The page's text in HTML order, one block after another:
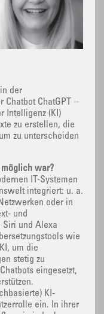
der
Chatbot ChatGPT –
Intelligenz (KI)
zu erstellen, die
zu unterscheiden
möglich war?
IT-Systemen
integriert: u. a.
oder in
und
Siri und Alexa
wie
um die
stetig zu
eingesetzt,
KI-
ein. In ihrer